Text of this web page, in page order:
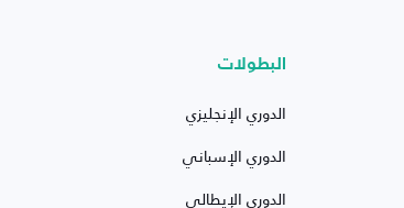
البطولات
الدوري الإنجليزي
الدوري الإسباني
الدوري الإيطالي